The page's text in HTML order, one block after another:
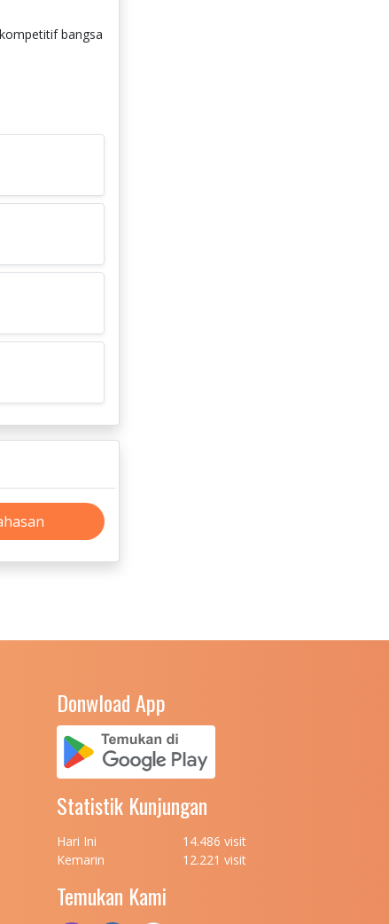
bangsa
Donwload App
Statistik Kunjungan
Hari Ini
14.486 visit
Kemarin
12.221 visit
Temukan Kami